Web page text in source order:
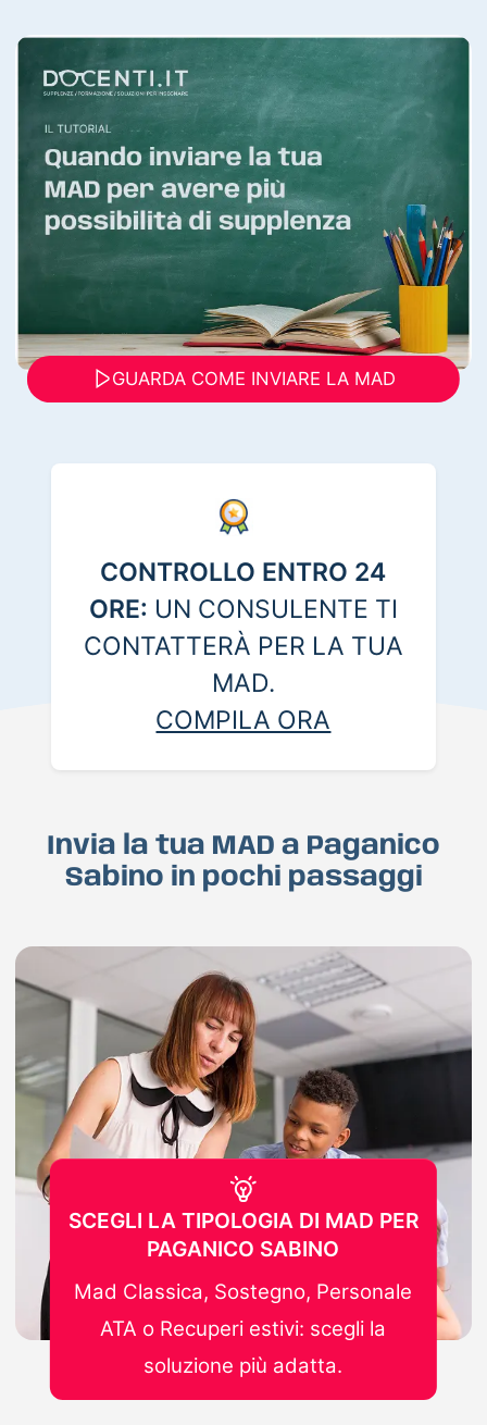
GUARDA COME INVIARE LA MAD
CONTROLLO ENTRO 24
ORE: UN CONSULENTE TI
CONTATTERÀ PER LA TUA
MAD.
COMPILA ORA
Invia la tua MAD a Paganico
Sabino in pochi passaggi
SCEGLI LA TIPOLOGIA DI MAD PER
PAGANICO SABINO
Mad Classica, Sostegno, Personale
ATA o Recuperi estivi: scegli la
soluzione più adatta.